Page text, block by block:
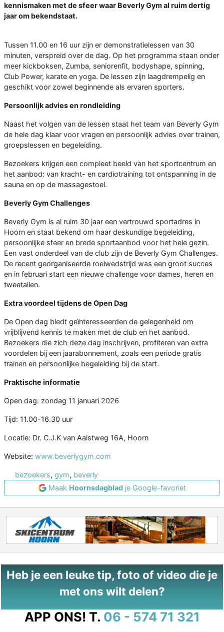
kennismaken met de sfeer waar Beverly Gym al ruim dertig
jaar om bekendstaat.
Tussen 11.00 en 16 uur zijn er demonstratielessen van 30
minuten, verspreid over de dag. Op het programma staan onder
meer kickboksen, Zumba, seniorenfit, bodyshape, spinning,
Club Power, karate en yoga. De lessen zijn laagdrempelig en
geschikt voor zowel beginnende als ervaren sporters.
Persoonlijk advies en rondleiding
Naast het volgen van de lessen staat het team van Beverly Gym
de hele dag klaar voor vragen en persoonlijk advies over trainen,
groepslessen en begeleiding.
Bezoekers krijgen een compleet beeld van het sportcentrum en
het aanbod: van kracht- en cardiotraining tot ontspanning in de
sauna en op de massagestoel.
Beverly Gym Challenges
Beverly Gym is al ruim 30 jaar een vertrouwd sportadres in
Hoorn en staat bekend om haar deskundige begeleiding,
persoonlijke sfeer en brede sportaanbod voor het hele gezin.
Een vast onderdeel van de club zijn de Beverly Gym Challenges.
De recent georganiseerde roeiwedstrijd was een groot succes
en in februari start een nieuwe challenge voor dames, heren en
tweetallen.
Extra voordeel tijdens de Open Dag
De Open dag biedt geïnteresseerden de gelegenheid om
vrijblijvend kennis te maken met de club en het aanbod.
Bezoekers die zich deze dag inschrijven, profiteren van extra
voordelen bij een jaarabonnement, zoals een periode gratis
trainen en persoonlijke begeleiding bij de start.
Praktische informatie
Open dag: zondag 11 januari 2026
Tijd: 11.00-16.30 uur
Locatie: Dr. C.J.K van Aalstweg 16A, Hoorn
Website: www.beverlygym.com
bezoekers, gym, beverly
Maak Hoornsdagbladje Google-favoriet
Heb je een leuke tip, foto of video die je
met ons wilt delen?
APP ONS! T. 06 - 574 71 321